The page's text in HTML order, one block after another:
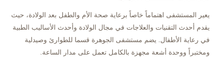
يعير المستشفى اهتماماً خاصاً برعاية صحة الأم والطفل بعد الولادة، حيث
يقدم أحدث التقنيات والعلاجات في مجال الولادة وأحدث الأساليب الطبية
في رعاية الأطفال. يضم مستشفى الجوهرة قسما للطوارئ وصيدلية
ومختبراً ووحدة أشعة مجهزة بالكامل تعمل على مدار الساعة.